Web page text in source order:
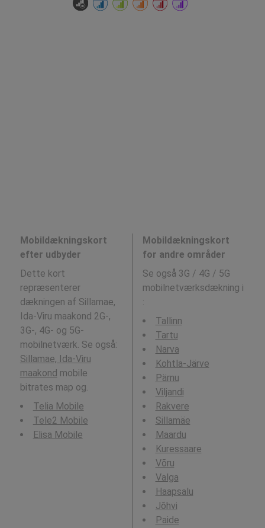
Mobildækningskort
efter udbyder
Dette kort
repræsenterer
dækningen af Sillamae,
Ida-Viru maakond 2G-,
3G-, 4G- og 5G-
mobilnetværk. Se også:
Sillamae, Ida-Viru
maakond mobile
bitrates map og.
Telia Mobile
Tele2 Mobile
Elisa Mobile
Mobildækningskort
for andre områder
Se også 3G / 4G / 5G
mobilnetværksdækning i
:
Tallinn
Tartu
Narva
Kohtla-Järve
Pärnu
Viljandi
Rakvere
Sillamäe
Maardu
Kuressaare
Võru
Valga
Haapsalu
Jõhvi
Paide